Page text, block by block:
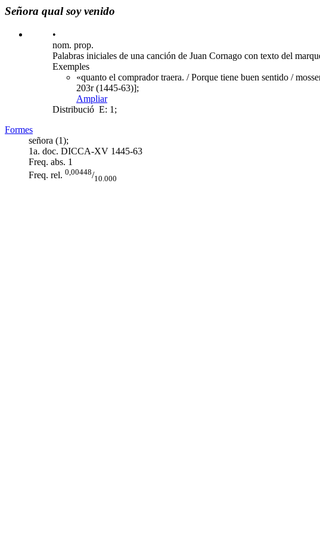
Señora qual soy venido
•
nom. prop.
Palabras iniciales de una canción de Juan Cornago con texto del
Exemples
«quanto el comprador traera. / Porque tiene buen sentido /
203r (1445-63)];
Ampliar
Distribució E: 1;
Formes
señora (1);
1a. doc. DICCA-XV 1445-63
Freq. abs. 1
Freq. rel. 0,00448/10.000